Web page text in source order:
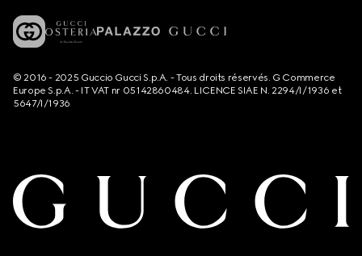
© 2016 - 2025 Guccio Gucci S.p.A. - Tous droits réservés. G Commerce
Europe S.p.A. - IT VAT nr 05142860484. LICENCE SIAE N. 2294/I/1936 et
5647/I/1936